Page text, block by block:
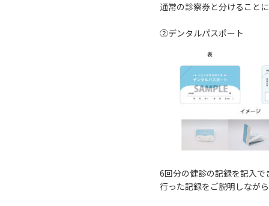
通常の診察券と分けること
②デンタルパスポート
6回分の健診の記録を記入で
行った記録をご説明しなが